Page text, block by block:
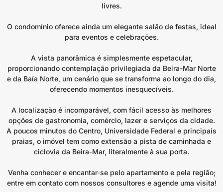
livres.
O condomínio oferece ainda um elegante salão de festas, ideal
para eventos e celebrações.
A vista panorâmica é simplesmente espetacular,
proporcionando contemplação privilegiada da Beira-Mar Norte
e da Baía Norte, um cenário que se transforma ao longo do dia,
oferecendo momentos inesquecíveis.
A localização é incomparável, com fácil acesso às melhores
opções de gastronomia, comércio, lazer e serviços da cidade.
A poucos minutos do Centro, Universidade Federal e principais
praias, o imóvel tem como extensão a pista de caminhada e
ciclovia da Beira-Mar, literalmente à sua porta.
Venha conhecer e encantar-se pelo apartamento e pela região;
entre em contato com nossos consultores e agende uma visita!